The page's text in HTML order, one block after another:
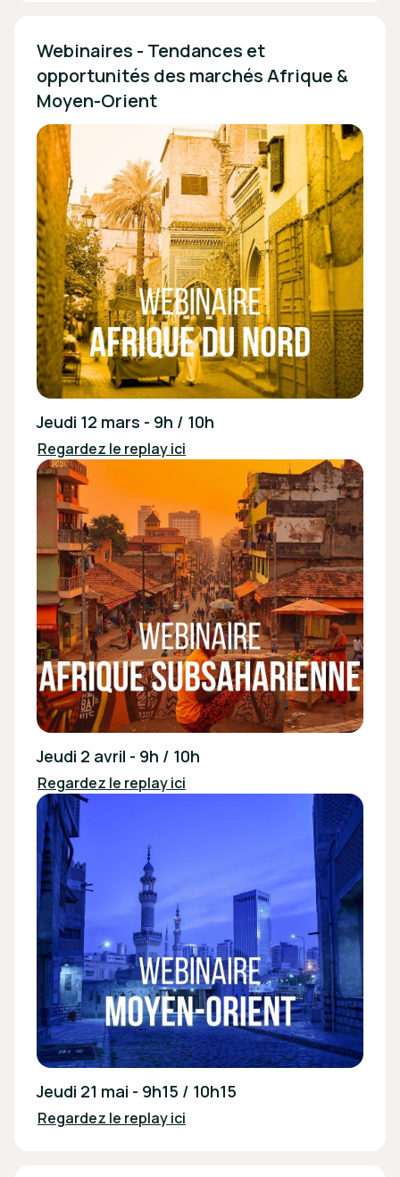
Webinaires - Tendances et
opportunités des marchés Afrique &
Moyen-Orient
Jeudi 12 mars - 9h / 10h
Regardez le replay ici
Jeudi 2 avril - 9h / 10h
Regardez le replay ici
Jeudi 21 mai - 9h15 / 10h15
Regardez le replay ici